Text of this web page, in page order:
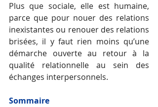
Plus que sociale, elle est humaine,
parce que pour nouer des relations
inexistantes ou renouer des relations
brisées, il y faut rien moins qu’une
démarche ouverte au retour à la
qualité relationnelle au sein des
échanges interpersonnels.
Sommaire